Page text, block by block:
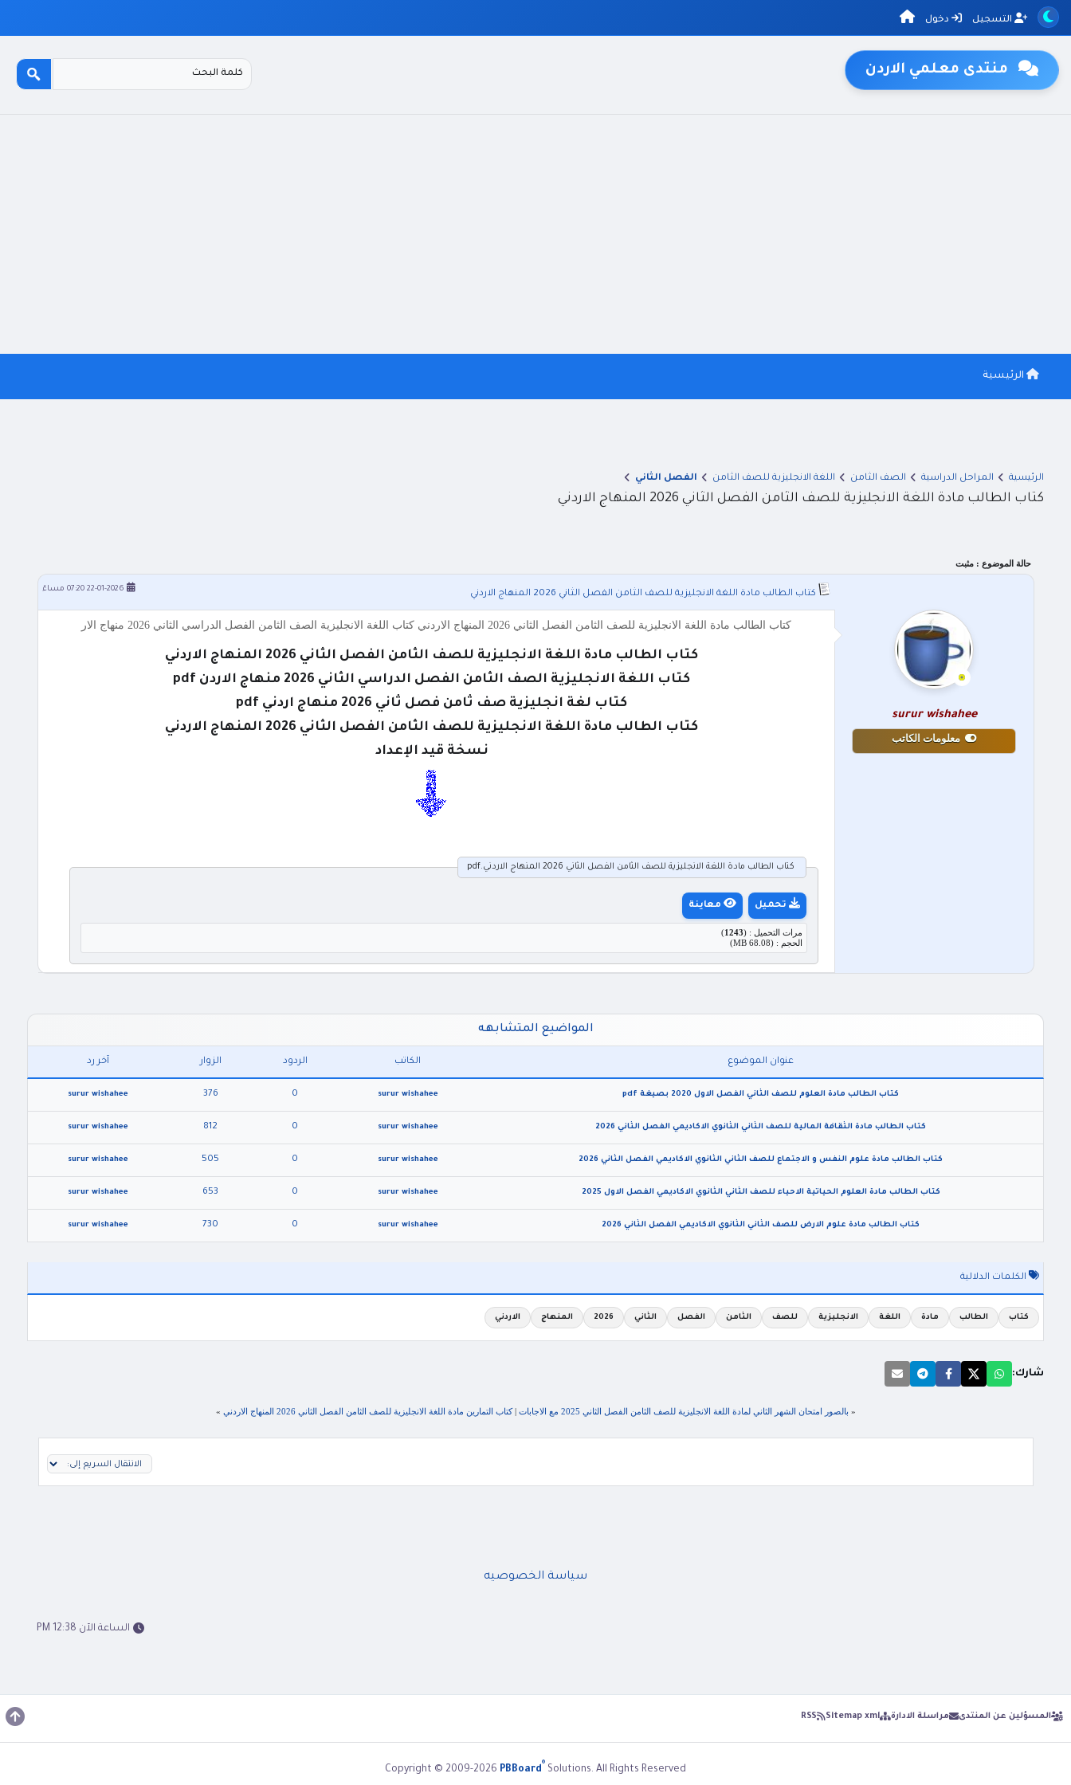
التسجيل دخول
منتدى معلمي الاردن
الرئيسية
الرئيسية المراحل الدراسية الصف الثامن اللغة الانجليزية للصف الثامن الفصل الثاني
كتاب الطالب مادة اللغة الانجليزية للصف الثامن الفصل الثاني 2026 المنهاج الاردني
حالة الموضوع : مثبت
كتاب الطالب مادة اللغة الانجليزية للصف الثامن الفصل الثاني 2026 المنهاج الاردني 22-01-2026 07:20 مساءً
surur wishahee
معلومات الكاتب
كتاب الطالب مادة اللغة الانجليزية للصف الثامن الفصل الثاني 2026 المنهاج الاردني كتاب اللغة الانجليزية الصف الثامن الفصل الدراسي الثاني 2026 منهاج الار
كتاب الطالب مادة اللغة الانجليزية للصف الثامن الفصل الثاني 2026 المنهاج الاردني
كتاب اللغة الانجليزية الصف الثامن الفصل الدراسي الثاني 2026 منهاج الاردن pdf
كتاب لغة انجليزية صف ثامن فصل ثاني 2026 منهاج اردني pdf
كتاب الطالب مادة اللغة الانجليزية للصف الثامن الفصل الثاني 2026 المنهاج الاردني
نسخة قيد الإعداد
كتاب الطالب مادة اللغة الانجليزية للصف الثامن الفصل الثاني 2026 المنهاج الاردني.pdf
تحميل معاينة
مرات التحميل : (1243
)
الحجم : (68.08 MB)
المواضيع المتشابهه
عنوان الموضوع الكاتب الردود الزوار آخر رد
كتاب الطالب مادة العلوم للصف الثاني الفصل الاول 2020 بصيغة pdf surur wishahee
0
376
surur wishahee
كتاب الطالب مادة الثقافة المالية للصف الثاني الثانوي الاكاديمي الفصل الثاني 2026 surur wishahee
0
812
surur wishahee
كتاب الطالب مادة علوم النفس و الاجتماع للصف الثاني الثانوي الاكاديمي الفصل الثاني 2026 surur wishahee
0
505
surur wishahee
كتاب الطالب مادة العلوم الحياتية الاحياء للصف الثاني الثانوي الاكاديمي الفصل الاول 2025 surur wishahee
0
653
surur wishahee
كتاب الطالب مادة علوم الارض للصف الثاني الثانوي الاكاديمي الفصل الثاني 2026 surur wishahee
0
730
surur wishahee
الكلمات الدلالية
كتاب الطالب مادة اللغة الانجليزية للصف الثامن الفصل الثاني 2026 المنهاج الاردني
شارك:
« بالصور امتحان الشهر الثاني لمادة اللغة الانجليزية للصف الثامن الفصل الثاني 2025 مع الاجابات |كتاب التمارين مادة اللغة الانجليزية للصف الثامن الفصل الثاني 2026 المنهاج الاردني »
سياسة الخصوصيه
الساعة الآن 12:38 PM
المسؤلين عن المنتدى مراسلة الادارة Sitemap xml
RSS
Copyright © 2009-2026 PBBoard® Solutions. All Rights Reserved